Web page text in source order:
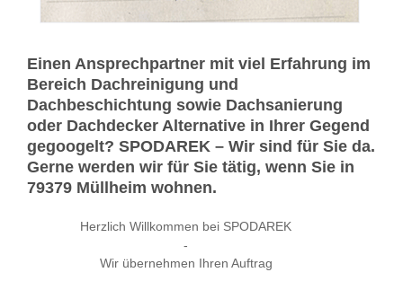
Einen Ansprechpartner mit viel Erfahrung im
Bereich Dachreinigung und
Dachbeschichtung sowie Dachsanierung
oder Dachdecker Alternative in Ihrer Gegend
gegoogelt? SPODAREK – Wir sind für Sie da.
Gerne werden wir für Sie tätig, wenn Sie in
79379 Müllheim wohnen.
Herzlich Willkommen bei SPODAREK
-
Wir übernehmen Ihren Auftrag